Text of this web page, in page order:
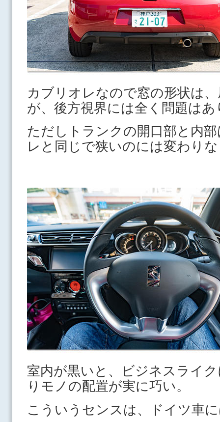
カブリオレなので窓の形状は
が、後方視界には全く問題は
ただしトランクの開口部と内
レと同じで狭いのには変わり
室内が黒いと、ビジネスライ
りモノの配置が実に巧い。
こういうセンスは、ドイツ車